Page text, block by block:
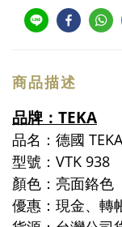
商品描述
品牌：TEKA
品名：德國
型號：VTK 938
顏色：亮面鉻色
優惠：現金、轉